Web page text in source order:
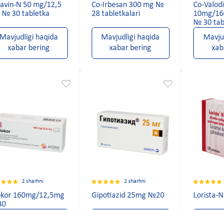
N 50 mg/12,5
№ 30 tabletka
Mavjudligi haqida
xabar bering
Co-Irbesan 300 mg №
28 tabletkalari
Mavjudligi haqida
xabar bering
Co-
10mg/
№ 30
2 sharhni
160mg/12,5mg
2 sharhni
Gipotiazid 25mg №20 Lorista-